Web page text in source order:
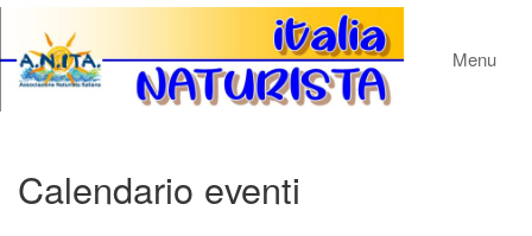
Menu
Calendario eventi